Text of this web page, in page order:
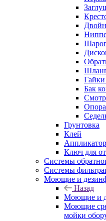
Гайки
Бак
Грунтовка
Клей
Аппликатор
Ключ для
Системы
Системы
Моющие и
Назад
Моющие и
Моющие
мойки